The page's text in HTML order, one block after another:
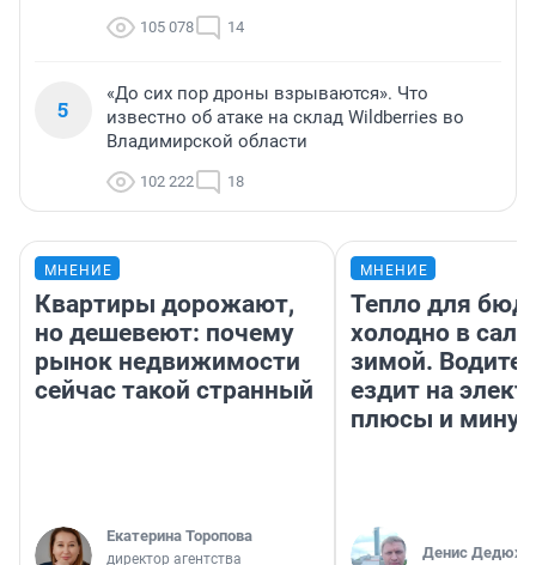
105 078 14
5
«До сих пор дроны взрываются». Что
известно об атаке на склад Wildberries во
Владимирской области
102 222 18
МНЕНИЕ
Квартиры дорожают,
но дешевеют: почему
рынок недвижимости
сейчас такой странный
Екатерина Торопова
директор агентства
МНЕНИЕ
Тепло для
холодно в
зимой.
ездит на
плюсы и
Денис